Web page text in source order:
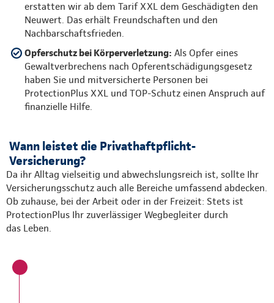
erstatten wir ab dem Tarif XXL dem Geschädigten den
Neuwert. Das erhält Freundschaften und den
Nachbarschaftsfrieden.
Opferschutz bei Körperverletzung: Als Opfer eines
Gewaltverbrechens nach Opferentschädigungsgesetz
haben Sie und mitversicherte Personen bei
ProtectionPlus XXL und TOP-Schutz einen Anspruch auf
finanzielle Hilfe.
Wann leistet die Privathaftpflicht-
Versicherung?
Da ihr Alltag vielseitig und abwechslungsreich ist, sollte Ihr
Versicherungsschutz auch alle Bereiche umfassend abdecken.
Ob zuhause, bei der Arbeit oder in der Freizeit: Stets ist
ProtectionPlus Ihr zuverlässiger Wegbegleiter durch
das Leben.